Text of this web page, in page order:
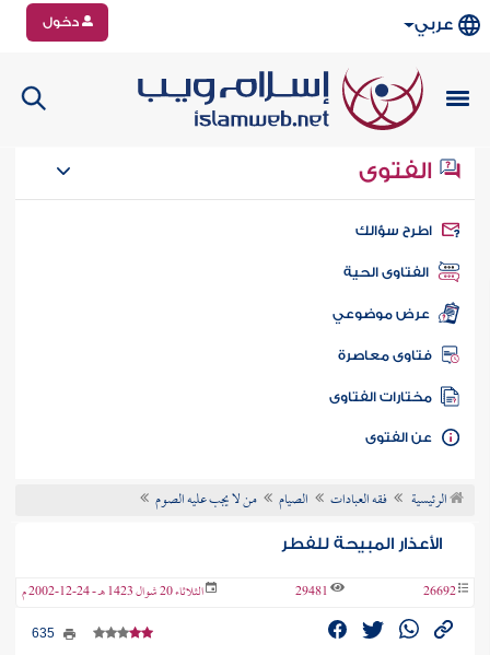
عربي دخول
الفتوى
سؤالك
الفتاوى الحية
عرض موضوعي
فتاوى معاصرة
مختارات الفتاوى
الفتوى
الرئيسية فقه العبادات الصيام من لا يجب عليه الصوم
الأعذار المبيحة للفطر
26692
29481 الثلاثاء 20 شوال 1423 هـ - 24-12-2002 م